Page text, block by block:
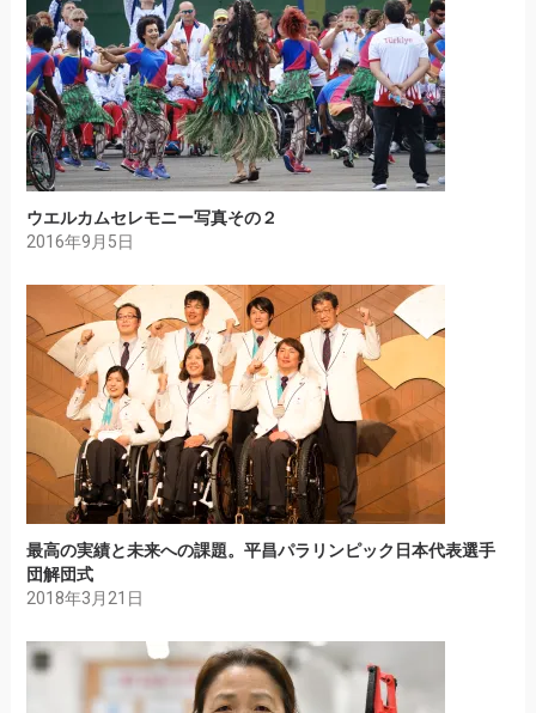
ウエルカムセレモニー写真その２
2016年9月5日
最高の実績と未来への課題。平昌パラリンピック日本代表選手
団解団式
2018年3月21日